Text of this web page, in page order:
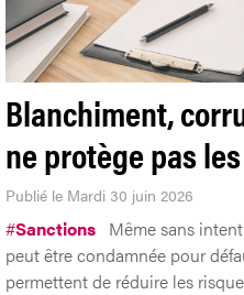
Blanchiment,
ne protège pas
Publié le Mardi 30 juin 2026
#Sanctions Même sans
peut être condamnée pour
permettent de réduire les